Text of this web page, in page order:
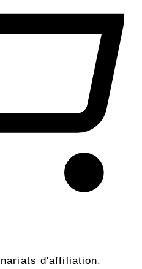
d'affiliation.